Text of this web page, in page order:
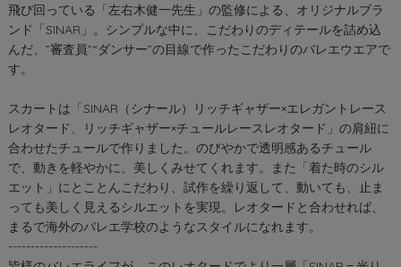
飛び回っている「左右木健一先生」の監修による、オリジナルブラ
ンド「SINAR」。シンプルな中に、こだわりのディテールを詰め込
んだ、”審査員”“ダンサー”の目線で作ったこだわりのバレエウエアで
す。
スカートは「SINAR（シナール）リッチギャザー×エレガントレース
レオタード、リッチギャザー×チュールレースレオタード」の肩紐に
合わせたチュールで作りました。のびやかで透明感あるチュール
で、動きを軽やかに、美しくみせてくれます。また「着た時のシル
エット」にとことんこだわり、試作を繰り返して、動いても、止ま
っても美しく見えるシルエットを実現。レオタードと合わせれば、
まるで海外のバレエ学校のようなスタイルになれます。
--------------------